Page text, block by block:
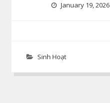
January 19, 2026
Sinh Hoạt